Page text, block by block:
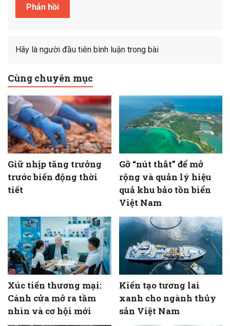
Hãy là người đầu tiên bình luận trong bài
Cùng chuyên mục
Giữ nhịp tăng trưởng
trước biến động thời
tiết
Gỡ “nút thắt” để mở
rộng và quản lý hiệu
quả khu bảo tồn biển
Việt Nam
Xúc tiến thương mại:
Cánh cửa mở ra tầm
nhìn và cơ hội mới
Kiến tạo tương lai
xanh cho ngành thủy
sản Việt Nam